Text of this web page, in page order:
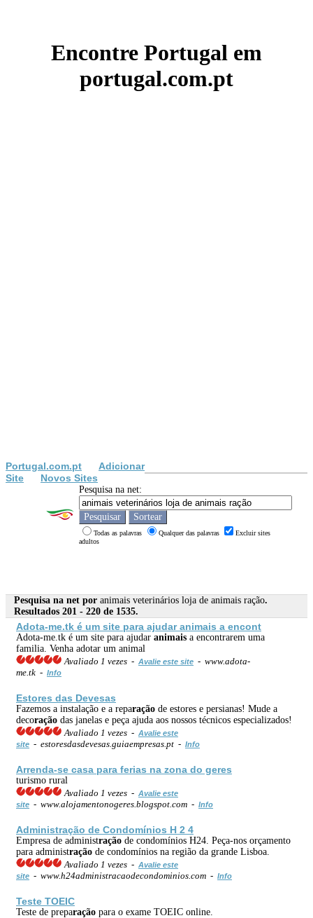
Encontre Portugal em
portugal.com.pt
Portugal.com.pt
Adicionar
Site
Novos Sites
Pesquisa na net:
Todas as palavras Qualquer das palavras
Excluir sites
adultos
Pesquisa na net por animais veterinários loja de animais ração.
Resultados 201 - 220 de 1535.
Adota-me.tk é um site para ajudaranimais a encont
Adota-me.tk é um site para ajudar animais a encontrarem uma
familia. Venha adotar um animal
Avaliado 1 vezes - Avalie este site - www.adota-
me.tk - Info
Estores das Devesas
Fazemos a instalação e a reparação de estores e persianas! Mude a
decoração das janelas e peça ajuda aos nossos técnicos especializados!
Avaliado 1 vezes - Avalie este
site - estoresdasdevesas.guiaempresas.pt - Info
Arrenda-se casa para ferias na zona do geres
turismo rural
Avaliado 1 vezes - Avalie este
site - www.alojamentonogeres.blogspot.com - Info
Administração de Condomínios H 2 4
Empresa de administração de condomínios H24. Peça-nos orçamento
para administração de condomínios na região da grande Lisboa.
Avaliado 1 vezes - Avalie este
site - www.h24administracaodecondominios.com - Info
Teste TOEIC
Teste de preparação para o exame TOEIC online.